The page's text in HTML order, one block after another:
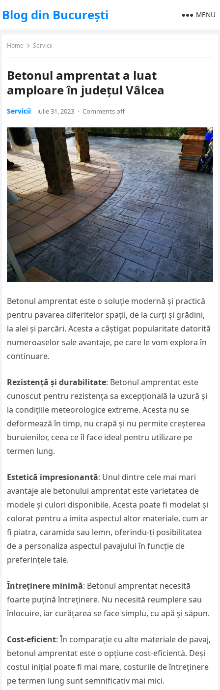
Blog din București MENU
Home Servicii
Betonul amprentat a luat
amploare în județul Vâlcea
Servicii iulie 31, 2023 · Comments off
Betonul amprentat este o soluție modernă și practică
pentru pavarea diferitelor spații, de la curți și grădini,
la alei și parcări. Acesta a câștigat popularitate datorită
numeroaselor sale avantaje, pe care le vom explora în
continuare.
Rezistență și durabilitate: Betonul amprentat este
cunoscut pentru rezistența sa excepțională la uzură și
la condițiile meteorologice extreme. Acesta nu se
deformează în timp, nu crapă și nu permite creșterea
buruienilor, ceea ce îl face ideal pentru utilizare pe
termen lung.
Estetică impresionantă: Unul dintre cele mai mari
avantaje ale betonului amprentat este varietatea de
modele și culori disponibile. Acesta poate fi modelat și
colorat pentru a imita aspectul altor materiale, cum ar
fi piatra, caramida sau lemn, oferindu-ți posibilitatea
de a personaliza aspectul pavajului în funcție de
preferințele tale.
Întreținere minimă: Betonul amprentat necesită
foarte puțină întreținere. Nu necesită reumplere sau
înlocuire, iar curățarea se face simplu, cu apă și săpun.
Cost-eficient: În comparație cu alte materiale de pavaj,
betonul amprentat este o opțiune cost-eficientă. Deși
costul inițial poate fi mai mare, costurile de întreținere
pe termen lung sunt semnificativ mai mici.